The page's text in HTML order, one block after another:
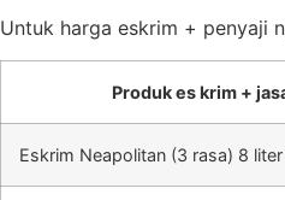
Untuk harga eskrim + penyaji
Produk es krim +
Eskrim Neapolitan (3 rasa) 8